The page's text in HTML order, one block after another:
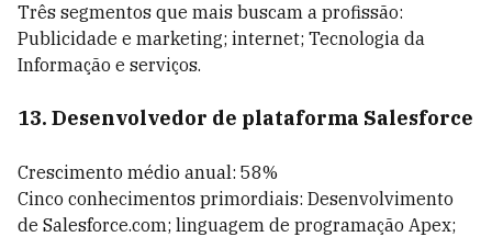
Três segmentos que mais buscam a profissão:
Publicidade e marketing; internet; Tecnologia da
Informação e serviços.
13. Desenvolvedor de plataforma Salesforce
Crescimento médio anual: 58%
Cinco conhecimentos primordiais: Desenvolvimento
de Salesforce.com; linguagem de programação Apex;